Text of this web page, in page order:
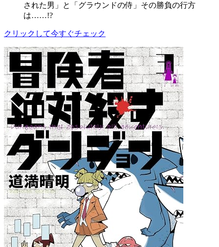
された男」と「グラウンドの侍」その勝負の行方
は……!?
クリックして今すぐチェック